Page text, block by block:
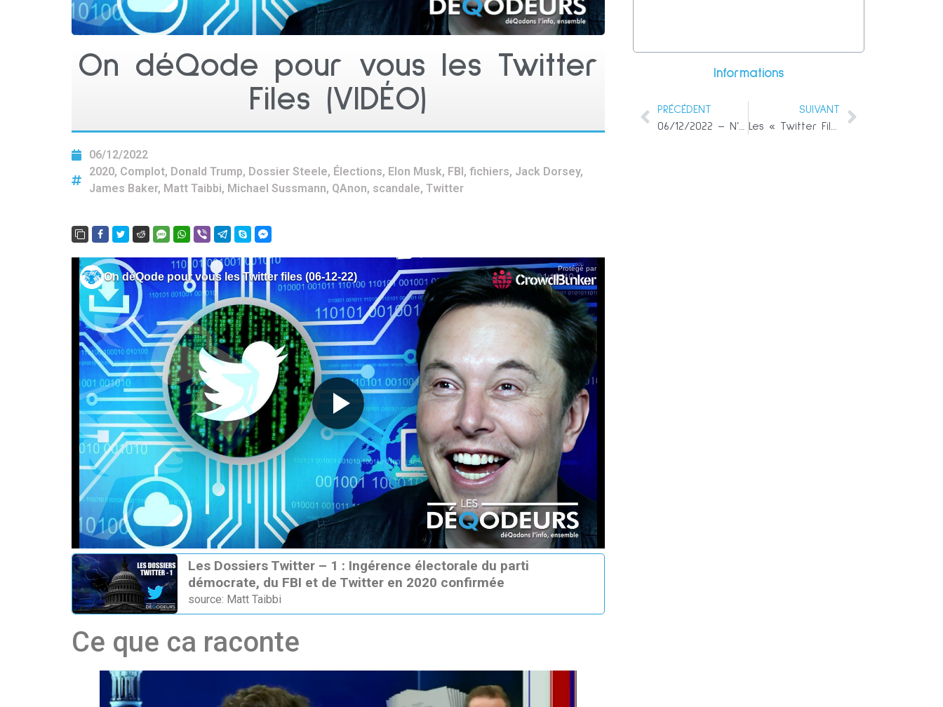
On déQode pour vous les Twitter
Files (VIDÉO)
06/12/2022
2020, Complot, Donald Trump, Dossier Steele, Élections, Elon Musk, FBI , fichiers, Jack Dorsey,
James Baker, Matt Taibbi, Michael Sussmann, QAnon, scandale, Twitter
Les Dossiers Twitter – 1 : Ingérence électorale du parti
démocrate, du FBI et de Twitter en 2020 confirmée
source: Matt Taibbi
Ce que ca raconte
Informations
PRÉCÉDENT
06/12/2022 – N’ayez aucune crainte (Ascension)
SUIVANT